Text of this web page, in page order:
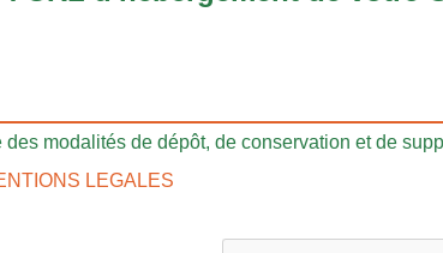
modalités de dépôt, de conservation et de
LEGALES